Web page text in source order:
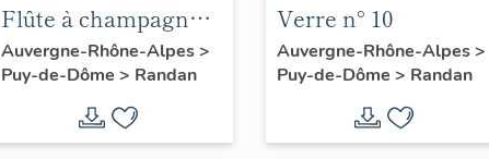
Flûte à champagne
n° 4
Auvergne-Rhône-Alpes>
Puy-de-Dôme > Randan
Verre n° 10
Auvergne-Rhône-Alpes>
Puy-de-Dôme > Randan